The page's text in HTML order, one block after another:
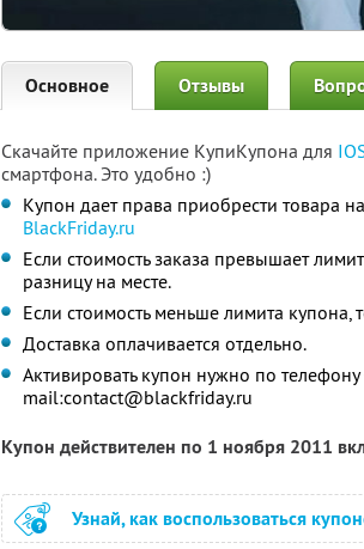
Основное Отзывы
Скачайте приложение КупиКупона для
смартфона. Это удобно :)
Купон дает права приобрести товара
BlackFriday.ru
Если стоимость заказа превышает
разницу на месте.
Если стоимость меньше лимита купона,
Доставка оплачивается отдельно.
Активировать купон нужно по
mail:contact@blackfriday.ru
Купон действителен по 1 ноября 2011
Узнай, как воспользоваться